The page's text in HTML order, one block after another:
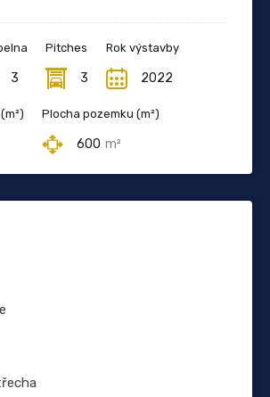
3
Pitches
3
Rok výstavby
2022
Plocha pozemku (m²)
600 m²